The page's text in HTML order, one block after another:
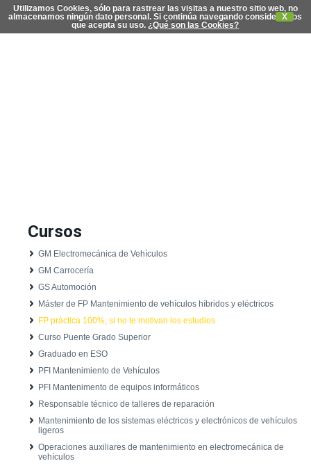
Utilizamos Cookies, sólo para rastrear las visitas a nuestro sitio web, no
almacenamos ningún dato personal. Si continúa navegando consideramos
que acepta su uso.
X
¿Qué son las Cookies?
Cursos
GM Electromecánica de Vehículos
GM Carrocería
GS Automoción
Máster de FP Mantenimiento de vehículos híbridos y eléctricos
FP práctica 100%, si no te motivan los estudios
Curso Puente Grado Superior
Graduado en ESO
PFI Mantenimiento de Vehículos
PFI Mantenimento de equipos informáticos
Responsable técnico de talleres de reparación
Mantenimiento de los sistemas eléctricos y electrónicos de vehículos
ligeros
Operaciones auxiliares de mantenimiento en electromecánica de
vehículos